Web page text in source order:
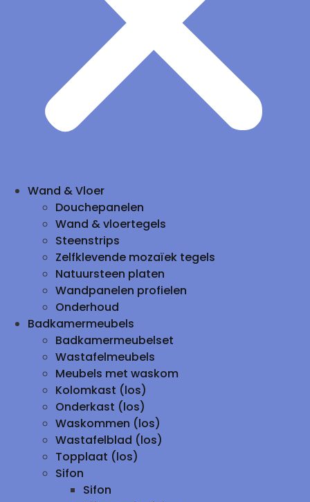
Wand & Vloer
Douchepanelen
Wand & vloertegels
Steenstrips
Zelfklevende mozaïek tegels
Natuursteen platen
Wandpanelen profielen
Onderhoud
Badkamermeubels
Badkamermeubelset
Wastafelmeubels
Meubels met waskom
Kolomkast (los)
Onderkast (los)
Waskommen (los)
Wastafelblad (los)
Topplaat (los)
Sifon
Sifon